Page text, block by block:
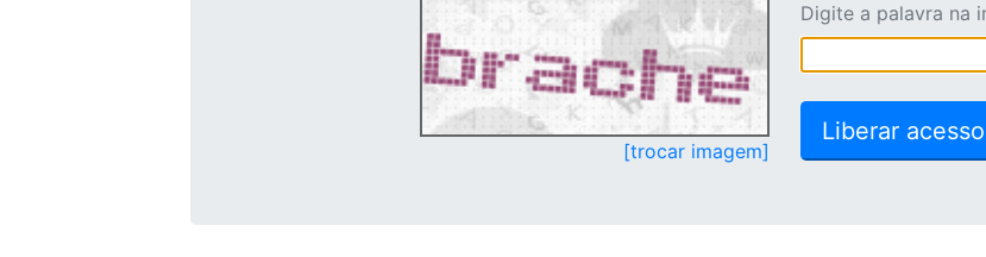
[trocar imagem]
Digite a palavra na